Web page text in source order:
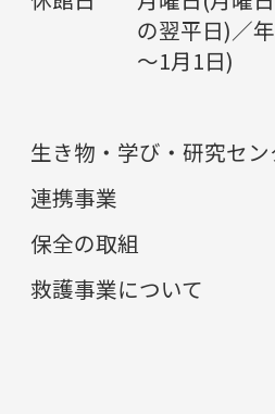
の翌平日)／
～1月1日)
生き物・学び・研究セン
連携事業
保全の取組
救護事業について